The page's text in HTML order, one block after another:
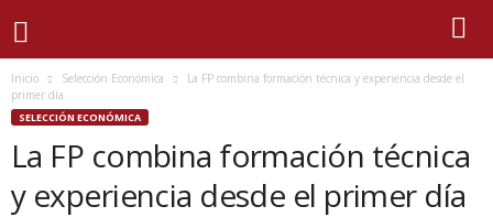
Inicio Selección Económica
La FP combina formación técnica y experiencia desde el
primer día
SELECCIÓN ECONÓMICA
La FP combina formación técnica
y experiencia desde el primer día